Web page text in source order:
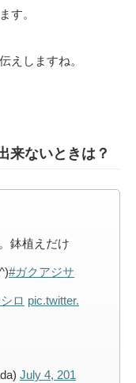
す。
えしますね。
来ないときは？
鉢植えだけ
#ガクアジサ
ロ pic.twitter.
July 4, 201